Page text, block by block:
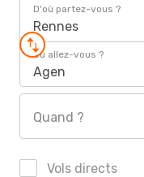
D'où partez-vous ?
Rennes
Où allez-vous ?
Agen
Quand ?
Vols directs